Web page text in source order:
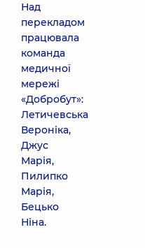
Над
перекладом
працювала
команда
медичної
мережі
«Добробут»:
Летичевська
Вероніка,
Джус
Марія,
Пилипко
Марія,
Бецько
Ніна.